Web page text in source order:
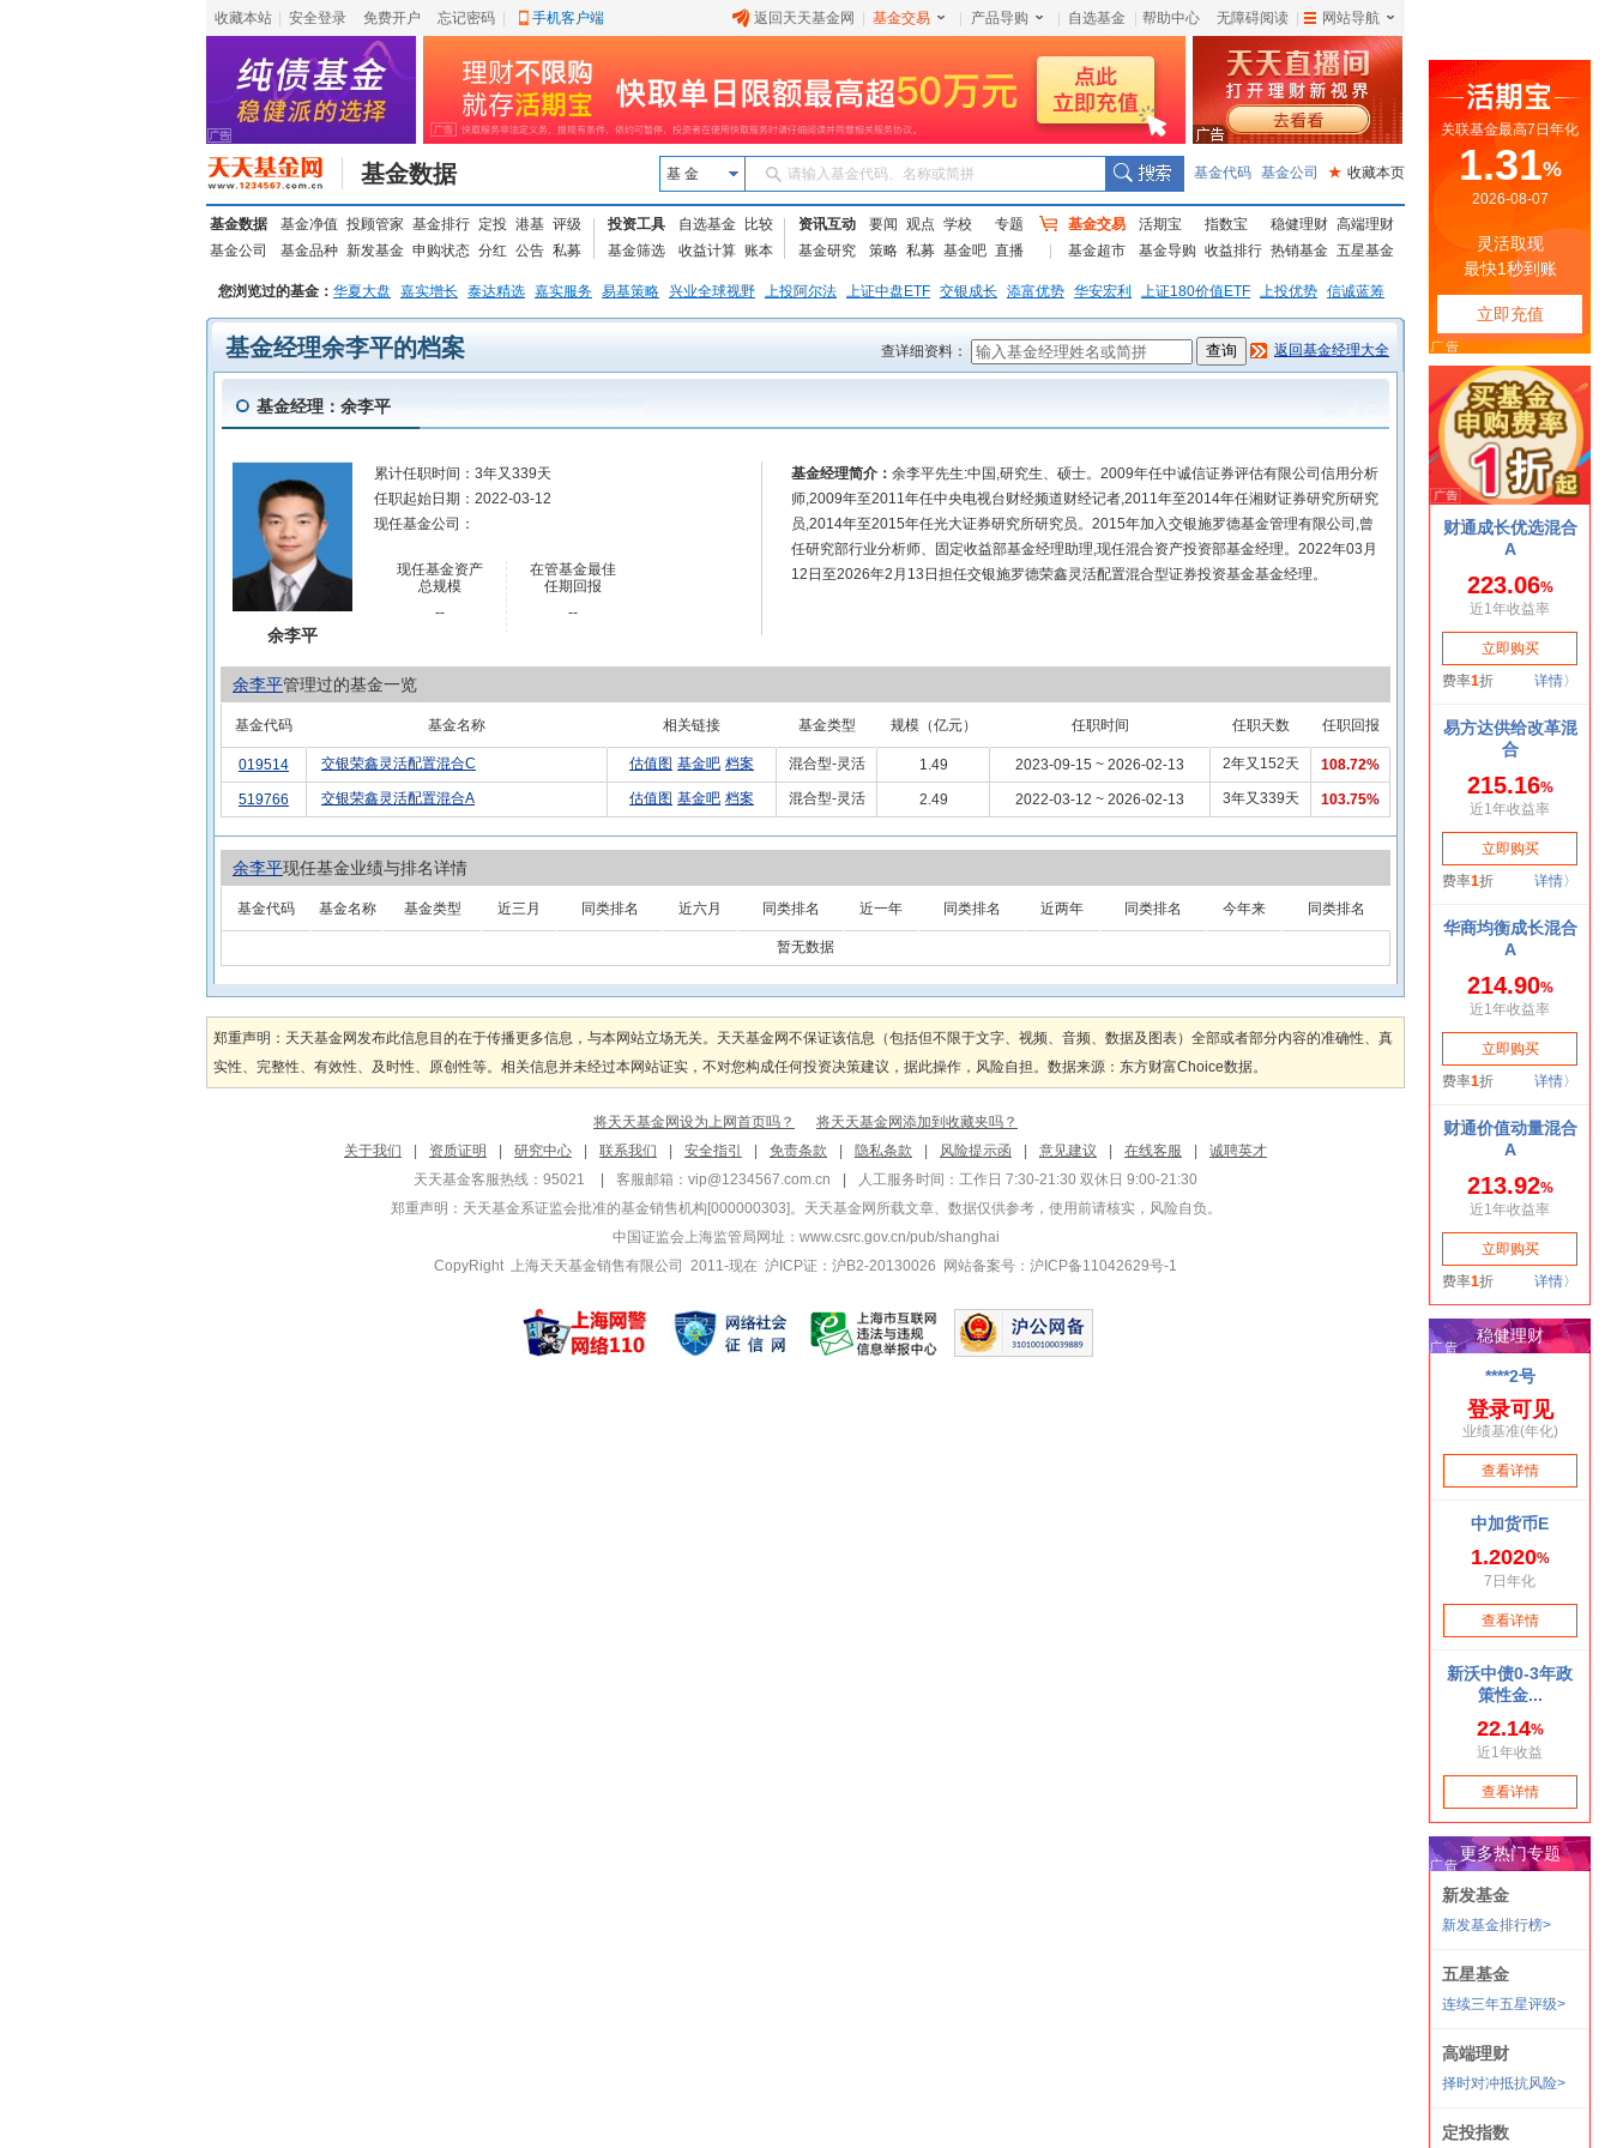
收藏本站 安全登录 免费开户 忘记密码 手机客户端 返回天天基金网 基金交易 产品导购 自选基金 帮助中心 无障碍阅读 网站导航
基金数据 基 金 请输入基金代码、名称或简拼 基金代码 基金公司 ★ 收藏本页
基金数据 基金净值 投顾管家 基金排行 定投 港基 评级
基金公司
基金品种 新发基金 申购状态 分红 公告 私募
投资工具 自选基金
比较
基金筛选
收益计算 账本
资讯互动 要闻 观点 学校
专题
基金研究
策略 私募 基金吧 直播
基金交易 活期宝 指数宝 稳健理财 高端理财
基金超市
基金导购 收益排行 热销基金 五星基金
您浏览过的基金： 华夏大盘 嘉实增长 泰达精选 嘉实服务 易基策略 兴业全球视野 上投阿尔法 上证中盘ETF 交银成长 添富优势 华安宏利 上证180价值ETF 上投优势 信诚蓝筹
基金经理余李平的档案 查详细资料： 返回基金经理大全
基金经理：余李平
基金经理简介： 余李平先生:中国,研究生、硕士。2009年任中诚信证券评估有限公司信用分析
师,2009年至2011年任中央电视台财经频道财经记者,2011年至2014年任湘财证券研究所研究
员,2014年至2015年任光大证券研究所研究员。2015年加入交银施罗德基金管理有限公司,曾
任研究部行业分析师、固定收益部基金经理助理,现任混合资产投资部基金经理。2022年03月
12日至2026年2月13日担任交银施罗德荣鑫灵活配置混合型证券投资基金基金经理。
余李平
累计任职时间： 3年又339天
任职起始日期： 2022-03-12
现任基金公司：
现任基金资产
总规模
--
在管基金最佳
任期回报
--
余李平管理过的基金一览
基金代码 基金名称 相关链接 基金类型 规模（亿元） 任职时间 任职天数 任职回报
019514 交银荣鑫灵活配置混合C 估值图 基金吧 档案 混合型-灵活 1.49 2023-09-15 ~ 2026-02-13 2年又152天 108.72%
519766 交银荣鑫灵活配置混合A 估值图 基金吧 档案 混合型-灵活 2.49 2022-03-12 ~ 2026-02-13 3年又339天 103.75%
余李平现任基金业绩与排名详情
基金代码 基金名称 基金类型 近三月 同类排名 近六月 同类排名 近一年 同类排名 近两年 同类排名 今年来 同类排名
暂无数据
郑重声明：天天基金网发布此信息目的在于传播更多信息，与本网站立场无关。天天基金网不保证该信息（包括但不限于文字、视频、音频、数据及图表）全部或者部分内容的准确性、真
实性、完整性、有效性、及时性、原创性等。相关信息并未经过本网站证实，不对您构成任何投资决策建议，据此操作，风险自担。数据来源：东方财富Choice数据。
将天天基金网设为上网首页吗？
将天天基金网添加到收藏夹吗？
关于我们
资质证明 研究中心 联系我们 安全指引 免责条款 隐私条款 风险提示函 意见建议 在线客服
诚聘英才
天天基金客服热线：95021
客服邮箱： vip@1234567.com.cn
人工服务时间：工作日 7:30-21:30 双休日 9:00-21:30
郑重声明： 天天基金系证监会批准的基金销售机构[000000303]。天天基金网所载文章、数据仅供参考，使用前请核实，风险自负。
中国证监会上海监管局网址： www.csrc.gov.cn/pub/shanghai
CopyRight 上海天天基金销售有限公司 2011-现在 沪ICP证：沪B2-20130026
网站备案号：沪ICP备11042629号-1